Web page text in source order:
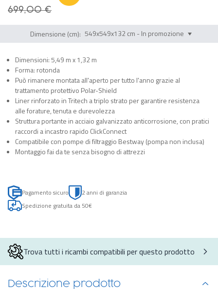
699,00 €
Dimensione (cm):
Dimensioni: 5,49 m x 1,32 m
Forma: rotonda
Può rimanere montata all'aperto per tutto l'anno grazie al
trattamento protettivo Polar-Shield
Liner rinforzato in Tritech a triplo strato per garantire resistenza
alle forature, tenuta e durevolezza
Struttura portante in acciaio galvanizzato anticorrosione, con pratici
raccordi a incastro rapido ClickConnect
Compatibile con pompe di filtraggio Bestway (pompa non inclusa)
Montaggio fai da te senza bisogno di attrezzi
Pagamento sicuro
2 anni di garanzia
Spedizione gratuita da 50€
Trova tutti i ricambi compatibili per questo prodotto
Descrizione prodotto